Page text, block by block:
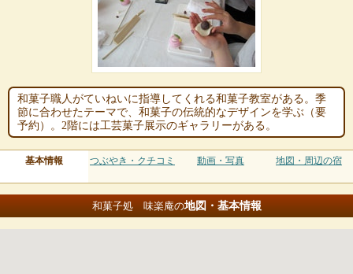
和菓子職人がていねいに指導してくれる和菓子教室がある。季
節に合わせたテーマで、和菓子の伝統的なデザインを学ぶ（要
予約）。2階には工芸菓子展示のギャラリーがある。
基本情報 つぶやき・クチコミ 動画・写真 地図・周辺の宿
和菓子処 味楽庵の地図・基本情報